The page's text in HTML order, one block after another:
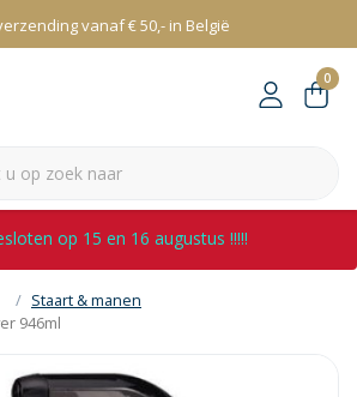
vanaf € 50,- in België
0
op 15 en 16 augustus !!!!!
Staart & manen
946ml